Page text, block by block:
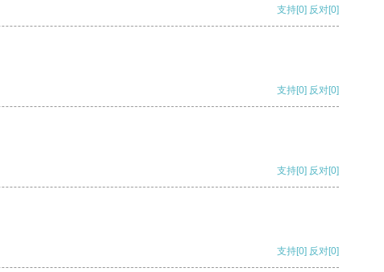
支持[0] 反对[0]
支持[0] 反对[0]
支持[0] 反对[0]
支持[0] 反对[0]